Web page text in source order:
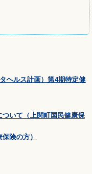
ヘルス計画）第4期特定健
いて（上関町国民健康保
険の方）